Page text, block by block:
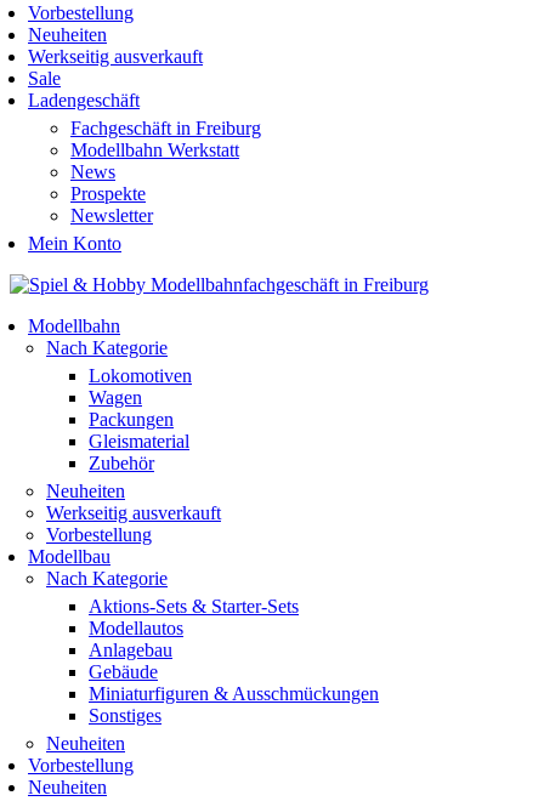
Vorbestellung
Neuheiten
Werkseitig ausverkauft
Sale
Ladengeschäft
Fachgeschäft in Freiburg
Modellbahn Werkstatt
News
Prospekte
Newsletter
Mein Konto
Modellbahn
Nach Kategorie
Lokomotiven
Wagen
Packungen
Gleismaterial
Zubehör
Neuheiten
Werkseitig ausverkauft
Vorbestellung
Modellbau
Nach Kategorie
Aktions-Sets & Starter-Sets
Modellautos
Anlagebau
Gebäude
Miniaturfiguren & Ausschmückungen
Sonstiges
Neuheiten
Vorbestellung
Neuheiten